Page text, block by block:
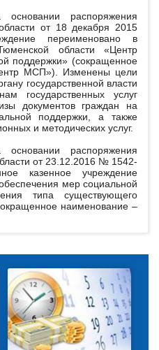
распоряжения
от 18 декабря 2015
переименовано в
области «Центр
поддержки» (сокращенное
МСП»). Изменены цели
государственной власти
государственных услуг
документов граждан на
поддержки, а также
и методических услуг.
распоряжения
от 23.12.2016 № 1542-
казенное учреждение
мер социальной
типа существующего
наименование –